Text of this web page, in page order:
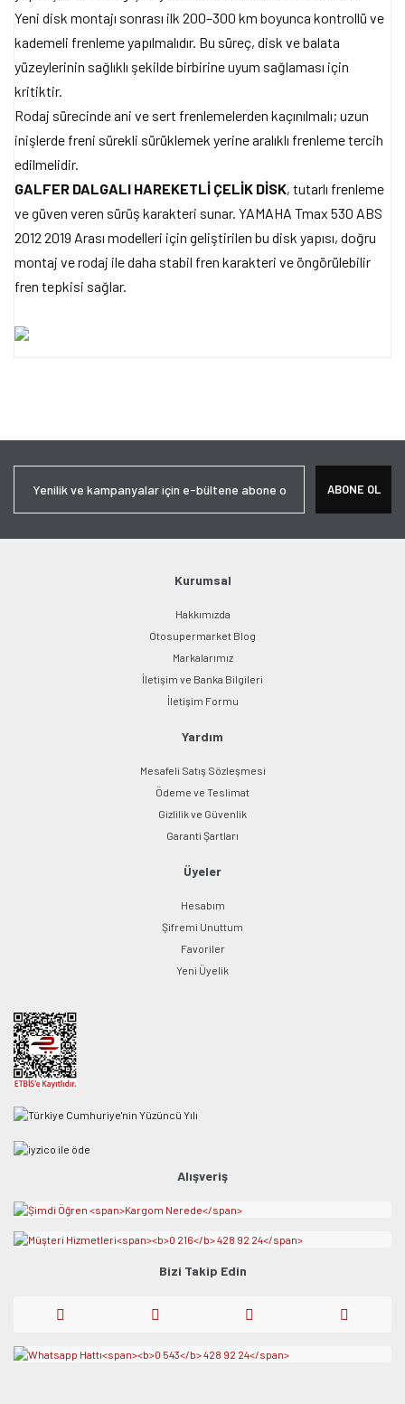
Yeni disk montajı sonrası ilk 200–300 km boyunca kontrollü ve
kademeli frenleme yapılmalıdır. Bu süreç, disk ve balata
yüzeylerinin sağlıklı şekilde birbirine uyum sağlaması için
kritiktir.
Rodaj sürecinde ani ve sert frenlemelerden kaçınılmalı; uzun
inişlerde freni sürekli sürüklemek yerine aralıklı frenleme tercih
edilmelidir.
GALFER DALGALI HAREKETLİ ÇELİK DİSK, tutarlı frenleme
ve güven veren sürüş karakteri sunar. YAMAHA Tmax 530 ABS
2012 2019 Arası modelleri için geliştirilen bu disk yapısı, doğru
montaj ve rodaj ile daha stabil fren karakteri ve öngörülebilir
fren tepkisi sağlar.
Ürün açıklamasında eksik bilgiler bulunuyor.
Bu ürüne benzer farklı alternatifler olmalı.
Gönder
ABONE OL
Kurumsal
Hakkımızda
Otosupermarket Blog
Markalarımız
İletişim ve Banka Bilgileri
İletişim Formu
Yardım
Mesafeli Satış Sözleşmesi
Ödeme ve Teslimat
Gizlilik ve Güvenlik
Garanti Şartları
Üyeler
Hesabım
Şifremi Unuttum
Favoriler
Yeni Üyelik
Alışveriş
Bizi Takip Edin